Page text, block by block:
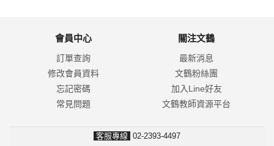
會員中心
訂單查詢
修改會員資料
忘記密碼
常見問題
關注文鶴
最新消息
文鶴粉絲團
加入Line好友
文鶴教師資源平台
客服專線 02-2393-4497